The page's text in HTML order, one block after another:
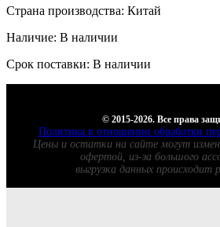
Страна производства: Китай
Наличие: В наличии
Срок поставки: В наличии
© 2015-2026. Все права
Политика в отношении обработки
Цены и остатки на сайте могут
офертой, из-за большого
выгрузка данных происходит